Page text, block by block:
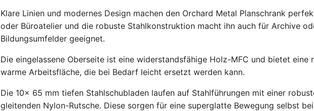
Klare Linien und modernes Design machen den Orchard Metal Planschrank
oder Büroatelier und die robuste Stahlkonstruktion macht ihn auch für Archive
Bildungsumfelder geeignet.
Die eingelassene Oberseite ist eine widerstandsfähige Holz-MFC und bietet eine
warme Arbeitsfläche, die bei Bedarf leicht ersetzt werden kann.
Die 10x 65 mm tiefen Stahlschubladen laufen auf Stahlführungen mit einer
gleitenden Nylon-Rutsche. Diese sorgen für eine superglatte Bewegung selbst